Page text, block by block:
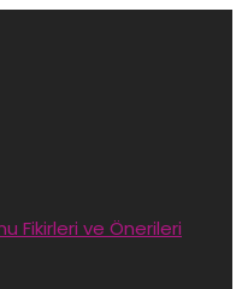
Fikirleri ve Önerileri